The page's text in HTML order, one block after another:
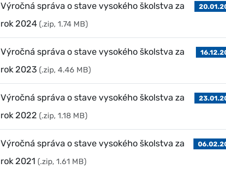
Výročná správa o stave vysokého školstva za
rok 2024 (.zip, 1.74 MB)
Výročná správa o stave vysokého školstva za
rok 2023 (.zip, 4.46 MB)
Výročná správa o stave vysokého školstva za
rok 2022 (.zip, 1.18 MB)
Výročná správa o stave vysokého školstva za
rok 2021 (.zip, 1.61 MB)